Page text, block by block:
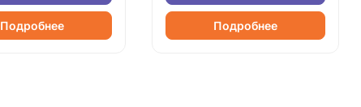
Подробнее Подробнее